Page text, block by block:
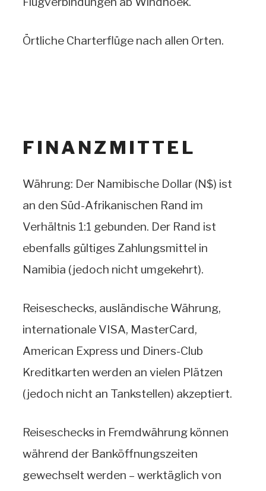
Örtliche Charterflüge nach allen Orten.
FINANZMITTEL
Währung: Der Namibische Dollar (N$) ist
an den Süd-Afrikanischen Rand im
Verhältnis 1:1 gebunden. Der Rand ist
ebenfalls gültiges Zahlungsmittel in
Namibia (jedoch nicht umgekehrt).
Reiseschecks, ausländische Währung,
internationale VISA, MasterCard,
American Express und Diners-Club
Kreditkarten werden an vielen Plätzen
(jedoch nicht an Tankstellen) akzeptiert.
Reiseschecks in Fremdwährung können
während der Banköffnungszeiten
gewechselt werden – werktäglich von